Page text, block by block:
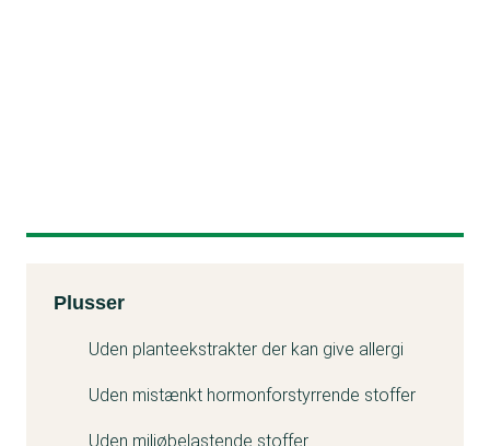
Kemitest
Plusser
Uden planteekstrakter der kan give allergi
Uden mistænkt hormonforstyrrende stoffer
Uden miljøbelastende stoffer